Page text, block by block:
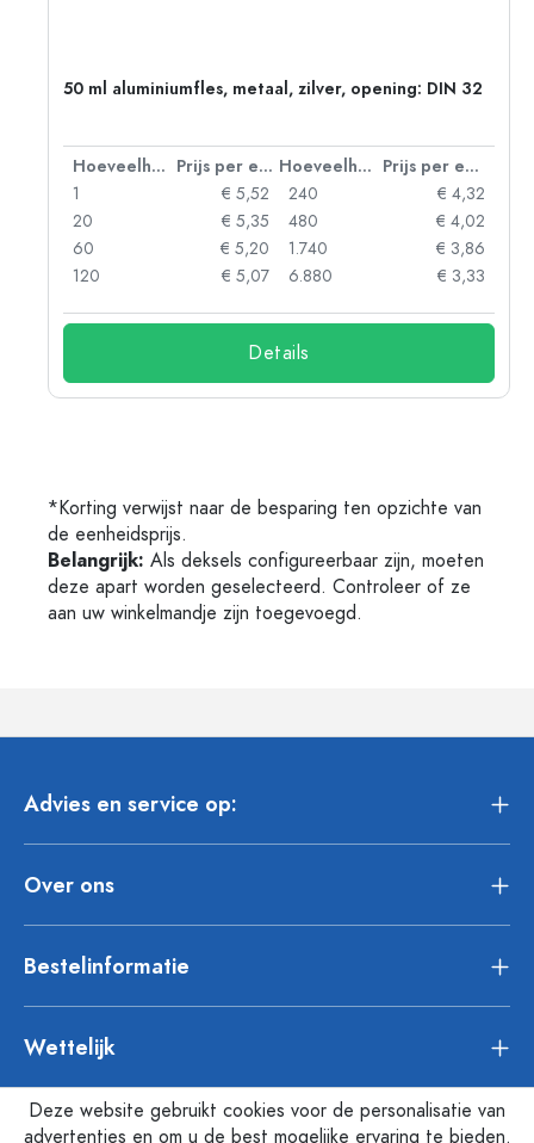
50 ml aluminiumfles, metaal, zilver, opening: DIN 32
Hoeveelheid Prijs per eenheid Hoeveelheid
Prijs per eenheid
1
€ 5,52
20
€ 5,35
60
€ 5,20
120
€ 5,07
240
€ 4,32
480
€ 4,02
1.740
€ 3,86
6.880
€ 3,33
Details
*Korting verwijst naar de besparing ten opzichte van
de eenheidsprijs.
Belangrijk: Als deksels configureerbaar zijn, moeten
deze apart worden geselecteerd. Controleer of ze
aan uw winkelmandje zijn toegevoegd.
Advies en service op:
Over ons
Bestelinformatie
Wettelijk
Deze website gebruikt cookies voor de personalisatie van
advertenties en om u de best mogelijke ervaring te bieden.